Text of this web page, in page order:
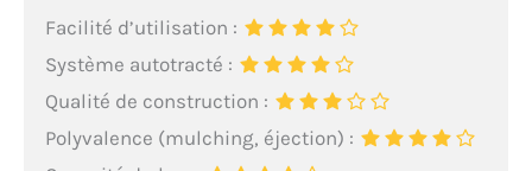
Facilité d’utilisation :
Système autotracté :
Qualité de construction :
Polyvalence (mulching, éjection) :